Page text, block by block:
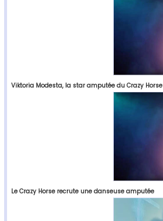
Viktoria Modesta, la star amputée du Crazy Horse
Le Crazy Horse recrute une danseuse amputée